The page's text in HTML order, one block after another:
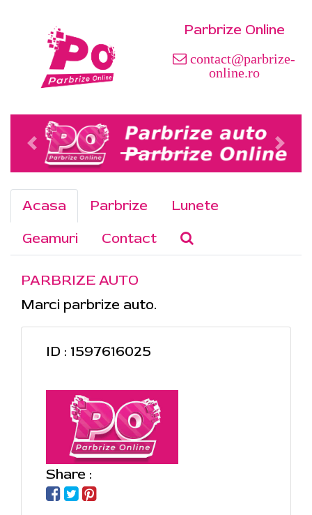
Parbrize Online
contact@parbrize-
online.ro
Acasa Parbrize
Lunete
Geamuri
Contact
PARBRIZE AUTO
Marci parbrize auto.
ID : 1597616025
Share :